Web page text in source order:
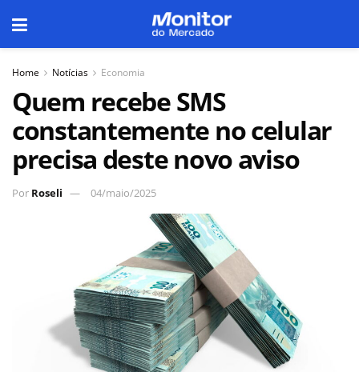
Home Notícias Economia
Quem recebe SMS
constantemente no celular
precisa deste novo aviso
Por Roseli 04/maio/2025